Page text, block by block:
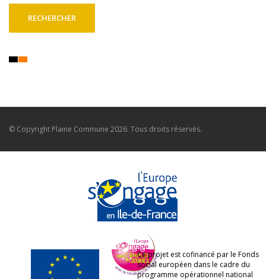
© Copyright Plaine Commune 2026. Tous droits réservés.
Ce projet est cofinancé par le Fonds
social européen dans le cadre du
programme opérationnel national